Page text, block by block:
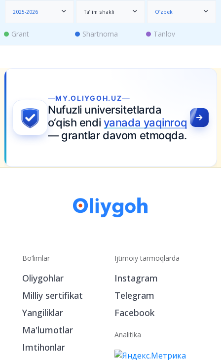
2025-2026 Ta’lim shakli O‘zbek
Grant Shartnoma Tanlov
MY.OLIYGOH.UZ
Nufuzli universitetlarda
o‘qish endi yanada yaqinroq
— grantlar davom etmoqda.
Bo‘limlar
Oliygohlar
Milliy sertifikat
Yangiliklar
Ma'lumotlar
Imtihonlar
Ijtimoiy tarmoqlarda
Instagram
Telegram
Facebook
Analitika